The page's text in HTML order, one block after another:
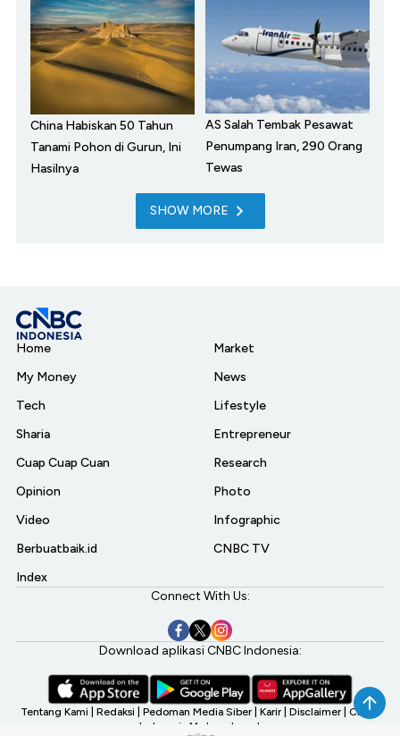
China Habiskan 50 Tahun
Tanami Pohon di Gurun, Ini
Hasilnya
AS Salah Tembak Pesawat
Penumpang Iran, 290 Orang
Tewas
SHOW MORE
Home
My Money
Tech
Sharia
Cuap Cuap Cuan
Opinion
Video
Berbuatbaik.id
Index
Market
News
Lifestyle
Entrepreneur
Research
Photo
Infographic
CNBC TV
Connect With Us:
Download aplikasi CNBC Indonesia:
Tentang Kami Redaksi Pedoman Media Siber Karir Disclaimer CNBC
Indonesia My Investment